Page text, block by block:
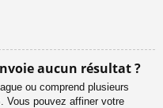
aucun résultat ?
ou comprend plusieurs
Vous pouvez affiner votre